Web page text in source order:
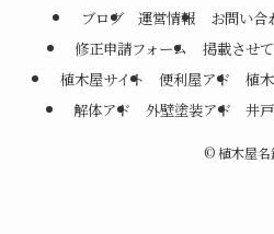
ブログ
運営情報 お問い合
修正申請フォーム
掲載させ
植木屋サイト
便利屋アド 植
解体アド
外壁塗装アド 井
©植木屋名